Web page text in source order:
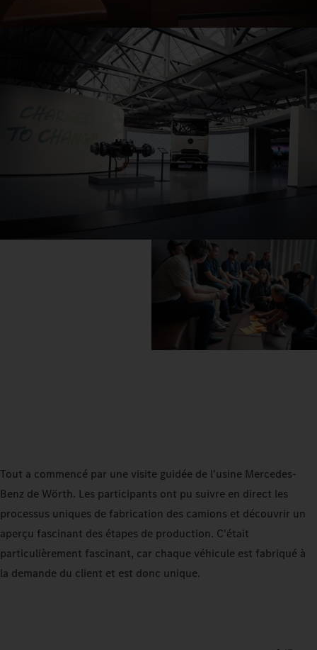
Tout a commencé par une visite guidée de l'usine Mercedes-
Benz de Wörth. Les participants ont pu suivre en direct les
processus uniques de fabrication des camions et découvrir un
aperçu fascinant des étapes de production. C'était
particulièrement fascinant, car chaque véhicule est fabriqué à
la demande du client et est donc unique.